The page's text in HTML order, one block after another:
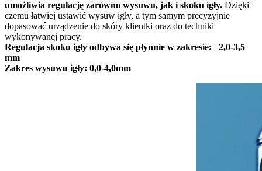
umożliwia regulację zarówno wysuwu, jak i skoku igły. Dzięki
czemu łatwiej ustawić wysuw igły, a tym samym precyzyjnie
dopasować urządzenie do skóry klientki oraz do techniki
wykonywanej pracy.
Regulacja skoku igły odbywa się płynnie w zakresie: 2,0-3,5
mm
Zakres wysuwu igły: 0,0-4,0mm